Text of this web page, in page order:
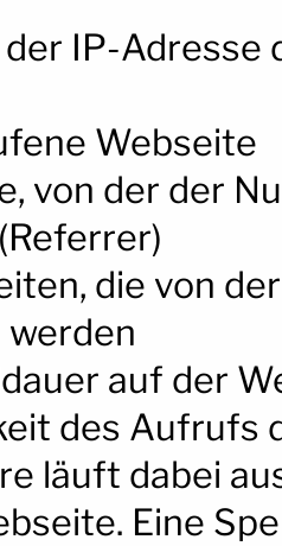
IP-
Webseite
von der der
die von
auf der
des Aufrufs
läuft dabei
Eine